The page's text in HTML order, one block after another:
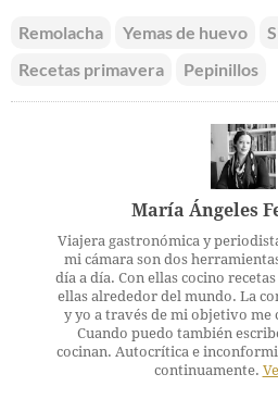
Remolacha Yemas de huevo
Recetas primavera
Pepinillos
María Ángeles
Viajera gastronómica y
mi cámara son dos
día a día. Con ellas cocino
ellas alrededor del mundo. La
y yo a través de mi objetivo me
Cuando puedo también
cocinan. Autocrítica e
continuamente.